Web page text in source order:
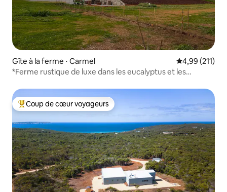
Gîte à la ferme ⋅ Carmel Évaluation
4,99 (211)
*Ferme rustique de luxe dans les eucalyptus et les
Coups de cœur voyageurs les plus appréciés
Coup de cœur voyageurs